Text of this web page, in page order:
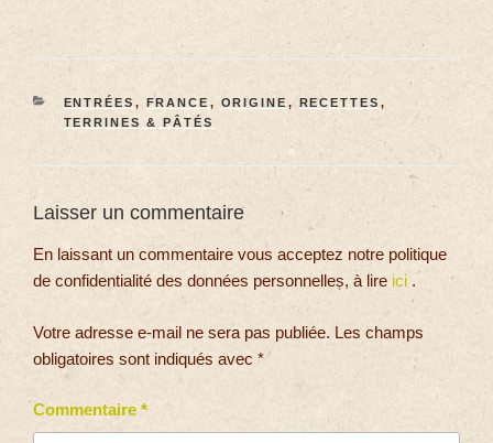
ENTRÉES , FRANCE , ORIGINE , RECETTES ,
TERRINES & PÂTÉS
Laisser un commentaire
En laissant un commentaire vous acceptez notre politique
de confidentialité des données personnelles, à lire ici .
Votre adresse e-mail ne sera pas publiée. Les champs
obligatoires sont indiqués avec *
Commentaire *